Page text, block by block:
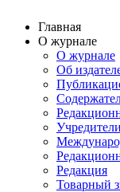
Главная
О журнале
О журнале
Об
Учредители
Редакция
Товарный